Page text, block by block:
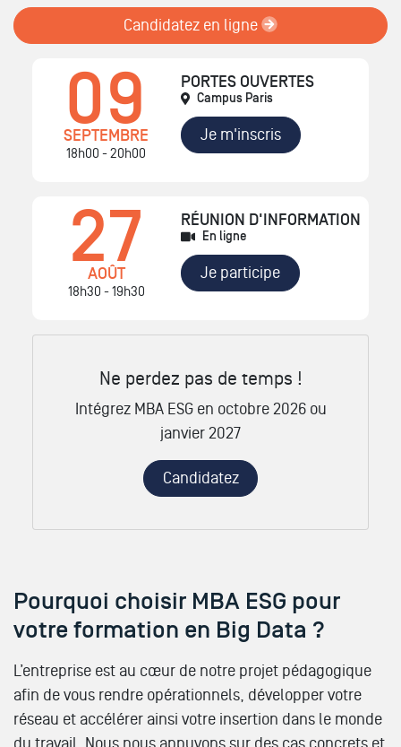
Candidatez en ligne
09
SEPTEMBRE
18h00 - 20h00
PORTES OUVERTES
Campus Paris
Je m'inscris
27
AOÛT
18h30 - 19h30
RÉUNION D'INFORMATION
En ligne
Je participe
Ne perdez pas de temps !
Intégrez MBA ESG en octobre 2026 ou
janvier 2027
Candidatez
Pourquoi choisir MBA ESG pour
votre formation en Big Data ?
L’entreprise est au cœur de notre projet pédagogique
afin de vous rendre opérationnels, développer votre
réseau et accélérer ainsi votre insertion dans le monde